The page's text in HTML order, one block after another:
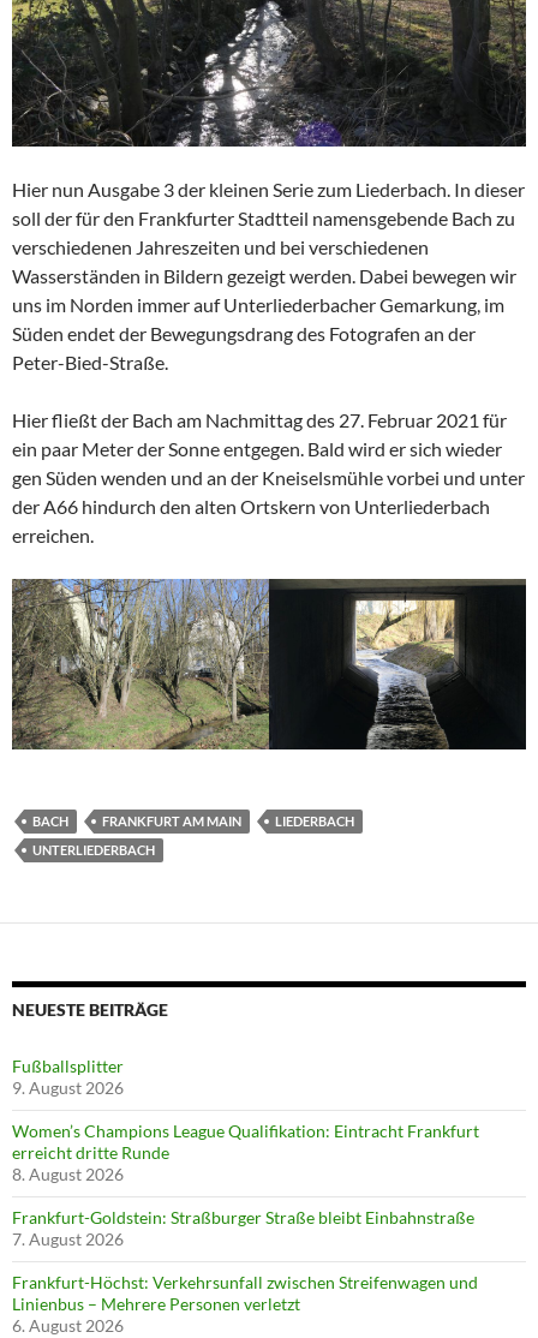
Hier nun Ausgabe 3 der kleinen Serie zum Liederbach. In dieser
soll der für den Frankfurter Stadtteil namensgebende Bach zu
verschiedenen Jahreszeiten und bei verschiedenen
Wasserständen in Bildern gezeigt werden. Dabei bewegen wir
uns im Norden immer auf Unterliederbacher Gemarkung, im
Süden endet der Bewegungsdrang des Fotografen an der
Peter-Bied-Straße.
Hier fließt der Bach am Nachmittag des 27. Februar 2021 für
ein paar Meter der Sonne entgegen. Bald wird er sich wieder
gen Süden wenden und an der Kneiselsmühle vorbei und unter
der A66 hindurch den alten Ortskern von Unterliederbach
erreichen.
BACH FRANKFURT AM MAIN
LIEDERBACH
UNTERLIEDERBACH
NEUESTE BEITRÄGE
Fußballsplitter
9. August 2026
Women’s Champions League Qualifikation: Eintracht Frankfurt
erreicht dritte Runde
8. August 2026
Frankfurt-Goldstein: Straßburger Straße bleibt Einbahnstraße
7. August 2026
Frankfurt-Höchst: Verkehrsunfall zwischen Streifenwagen und
Linienbus – Mehrere Personen verletzt
6. August 2026